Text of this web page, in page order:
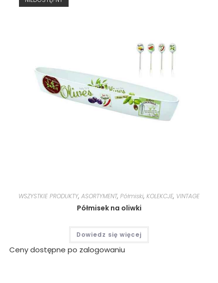
WSZYSTKIE PRODUKTY, ASORTYMENT, Półmiski, KOLEKCJE, VINTAGE
Półmisek na oliwki
Dowiedz się więcej
Ceny dostępne po zalogowaniu